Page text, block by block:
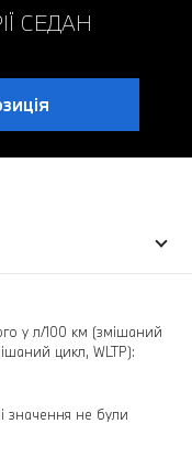
СЕДАН
у л/100 км (змішаний
цикл, WLTP):
значення не були